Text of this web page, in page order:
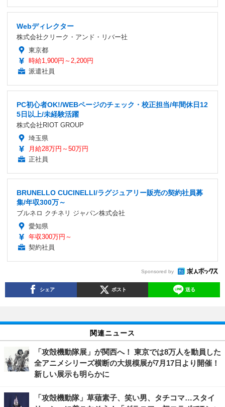
Webディレクター
株式会社クリーク・アンド・リバー社
東京都
時給1,900円～2,200円
派遣社員
PC初心者OK!/WEBページのチェック・校正担当/年間休日12
5日以上/未経験活躍
株式会社RIOT GROUP
埼玉県
月給28万円～50万円
正社員
BRUNELLO CUCINELLI/ラグジュアリー販売の契約社員募
集/年収300万～
ブルネロ クチネリ ジャパン株式会社
愛知県
年収300万円～
契約社員
Sponsored by
シェア ポスト 送る
関連ニュース
「攻殻機動隊展」が関西へ！ 東京では8万人を動員した
全アニメシリーズ横断の大規模展が7月17日より開催！
新しい展示も明らかに
「攻殻機動隊」草薙素子、笑い男、タチコマ…スタイ